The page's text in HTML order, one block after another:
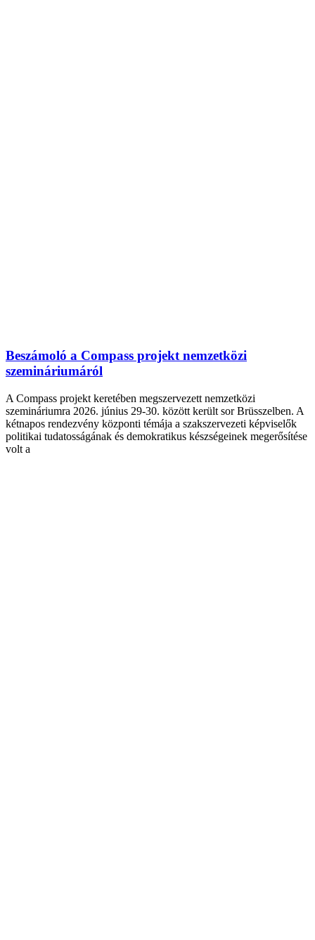
Beszámoló a Compass projekt nemzetközi
szemináriumáról
A Compass projekt keretében megszervezett nemzetközi
szemináriumra 2026. június 29-30. között került sor Brüsszelben. A
kétnapos rendezvény központi témája a szakszervezeti képviselők
politikai tudatosságának és demokratikus készségeinek megerősítése
volt a